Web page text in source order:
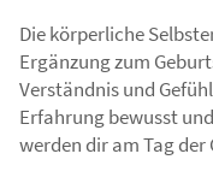
Die körperliche
Ergänzung zum
Verständnis und
Erfahrung bewusst
werden dir am Tag